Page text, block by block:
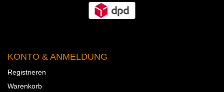
KONTO & ANMELDUNG
Registrieren
Warenkorb